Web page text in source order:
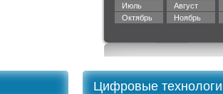
Июль
Август
Октябрь
Ноябрь
Цифровые